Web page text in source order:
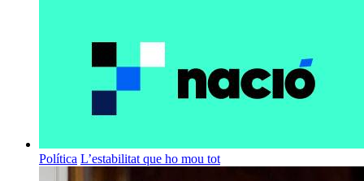
Política L’estabilitat que ho mou tot